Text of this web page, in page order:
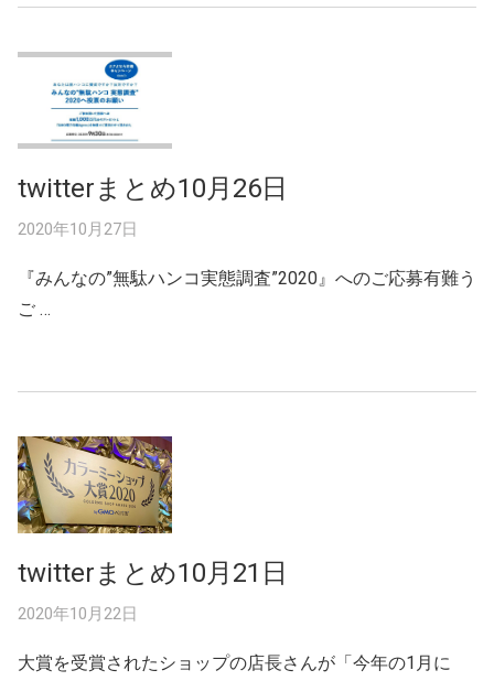
twitterまとめ10月26日
2020年10月27日
『みんなの”無駄ハンコ実態調査”2020』へのご応募有難う
ご …
twitterまとめ10月21日
2020年10月22日
大賞を受賞されたショップの店長さんが「今年の1月に